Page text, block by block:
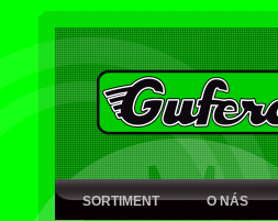
SORTIMENT O NÁS